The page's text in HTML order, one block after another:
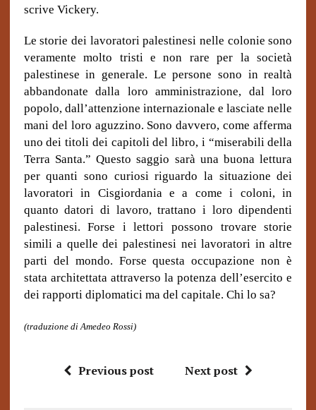
scrive Vickery.
Le storie dei lavoratori palestinesi nelle colonie sono
veramente molto tristi e non rare per la società
palestinese in generale. Le persone sono in realtà
abbandonate dalla loro amministrazione, dal loro
popolo, dall’attenzione internazionale e lasciate nelle
mani del loro aguzzino. Sono davvero, come afferma
uno dei titoli dei capitoli del libro, i “miserabili della
Terra Santa.” Questo saggio sarà una buona lettura
per quanti sono curiosi riguardo la situazione dei
lavoratori in Cisgiordania e a come i coloni, in
quanto datori di lavoro, trattano i loro dipendenti
palestinesi. Forse i lettori possono trovare storie
simili a quelle dei palestinesi nei lavoratori in altre
parti del mondo. Forse questa occupazione non è
stata architettata attraverso la potenza dell’esercito e
dei rapporti diplomatici ma del capitale. Chi lo sa?
(traduzione di Amedeo Rossi)
Previous post Next post